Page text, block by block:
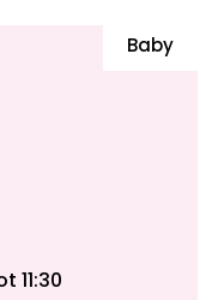
Baby
11:30